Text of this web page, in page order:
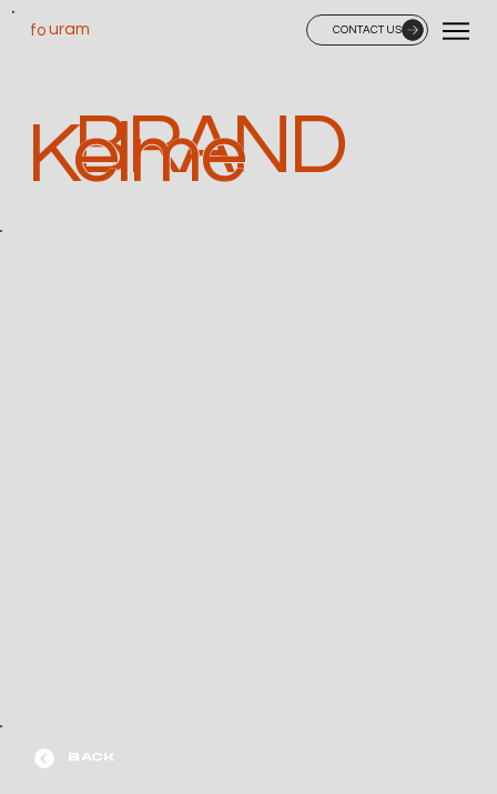
CONTACT US
uram
fo
BRAND
Kelme
BACK